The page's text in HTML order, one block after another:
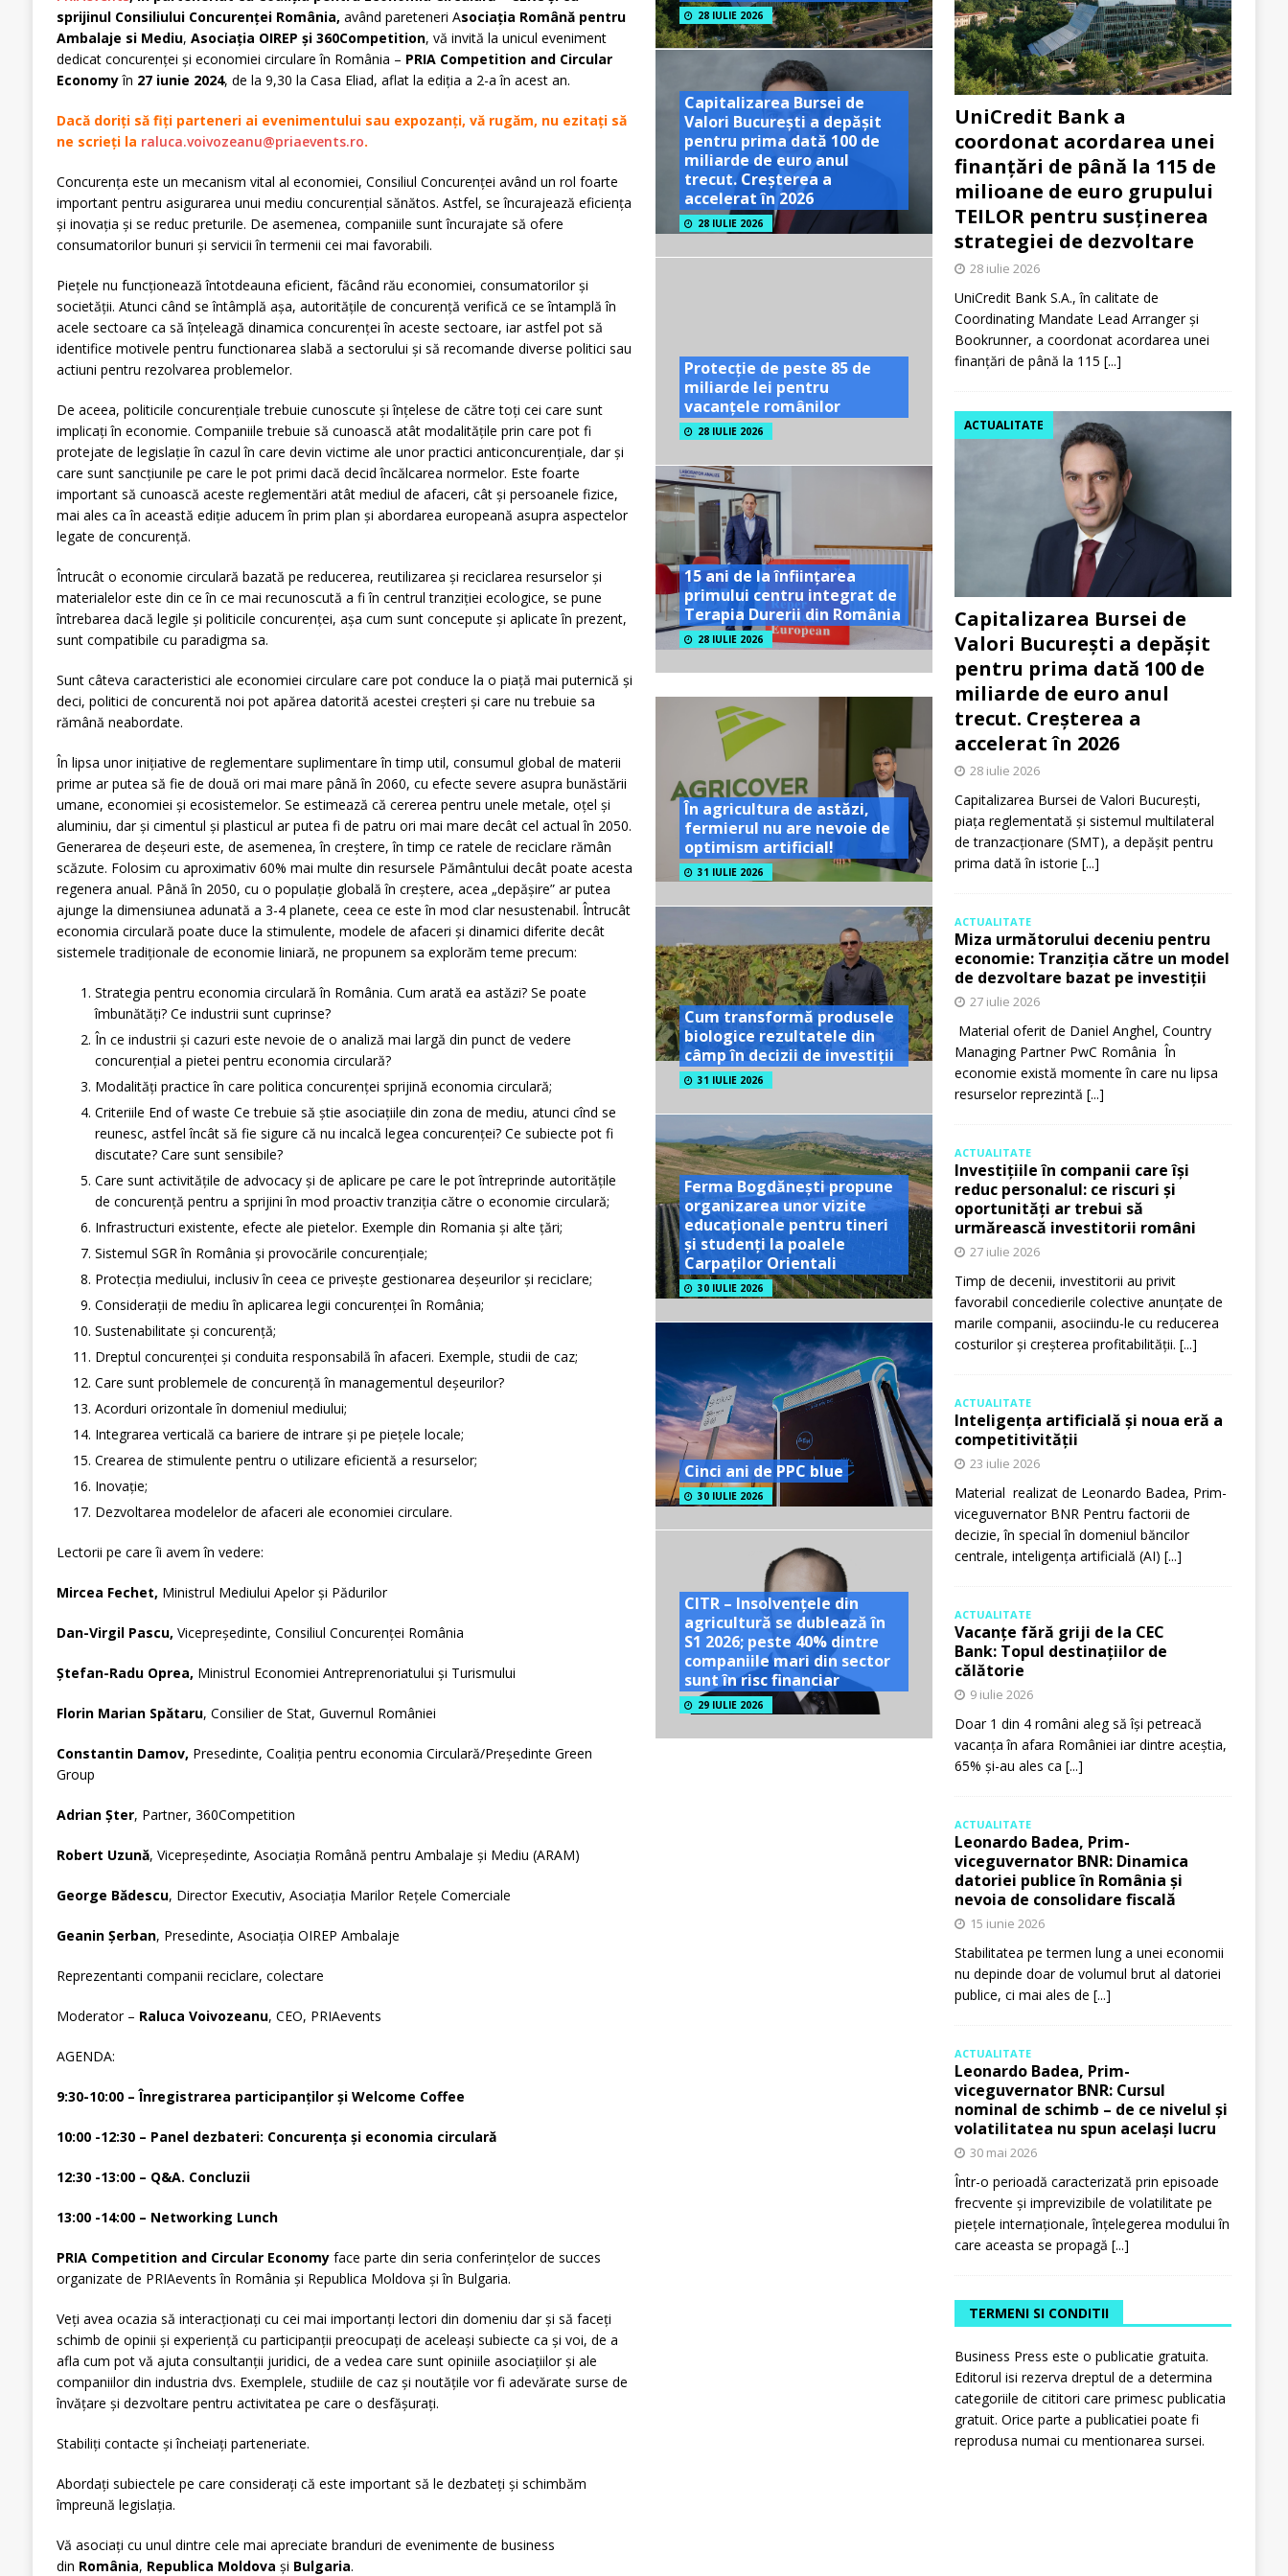
sprijinul Consiliului Concurenței România, având pareteneri Asociația Română pentru
Ambalaje si Mediu, Asociația OIREP și 360Competition, vă invită la unicul eveniment
dedicat concurenței și economiei circulare în România – PRIA Competition and Circular
Economyîn 27 iunie 2024, de la 9,30 la Casa Eliad, aflat la ediția a 2-a în acest an.
Dacă doriți să fiți parteneri ai evenimentului sau expozanți, vă rugăm, nu ezitați să
ne scrieți la raluca.voivozeanu@priaevents.ro.
Concurența este un mecanism vital al economiei, Consiliul Concurenței având un rol foarte
important pentru asigurarea unui mediu concurențial sănătos. Astfel, se încurajează eficiența
şi inovația şi se reduc preturile. De asemenea, companiile sunt încurajate să ofere
consumatorilor bunuri şi servicii în termenii cei mai favorabili.
Piețele nu funcționează întotdeauna eficient, făcând rău economiei, consumatorilor și
societății. Atunci când se întâmplă așa, autoritățile de concurență verifică ce se întamplă în
acele sectoare ca să înțeleagă dinamica concurenței în aceste sectoare, iar astfel pot să
identifice motivele pentru functionarea slabă a sectorului și să recomande diverse politici sau
actiuni pentru rezolvarea problemelor.
De aceea, politicile concurențiale trebuie cunoscute și înțelese de către toți cei care sunt
implicați în economie. Companiile trebuie să cunoască atât modalitățile prin care pot fi
protejate de legislație în cazul în care devin victime ale unor practici anticoncurențiale, dar și
care sunt sancțiunile pe care le pot primi dacă decid încălcarea normelor. Este foarte
important să cunoască aceste reglementări atât mediul de afaceri, cât și persoanele fizice,
mai ales ca în această ediție aducem în prim plan și abordarea europeană asupra aspectelor
legate de concurență.
Întrucât o economie circulară bazată pe reducerea, reutilizarea și reciclarea resurselor și
materialelor este din ce în ce mai recunoscută a fi în centrul tranziției ecologice, se pune
întrebarea dacă legile și politicile concurenței, așa cum sunt concepute și aplicate în prezent,
sunt compatibile cu paradigma sa.
Sunt câteva caracteristici ale economiei circulare care pot conduce la o piață mai puternică și
deci, politici de concurentă noi pot apărea datorită acestei creșteri și care nu trebuie sa
rămână neabordate.
În lipsa unor inițiative de reglementare suplimentare în timp util, consumul global de materii
prime ar putea să fie de două ori mai mare până în 2060, cu efecte severe asupra bunăstării
umane, economiei și ecosistemelor. Se estimează că cererea pentru unele metale, oțel și
aluminiu, dar și cimentul și plasticul ar putea fi de patru ori mai mare decât cel actual în 2050.
Generarea de deșeuri este, de asemenea, în creștere, în timp ce ratele de reciclare rămân
scăzute. Folosim cu aproximativ 60% mai multe din resursele Pământului decât poate acesta
regenera anual. Până în 2050, cu o populație globală în creștere, acea „depășire” ar putea
ajunge la dimensiunea adunată a 3-4 planete, ceea ce este în mod clar nesustenabil. Întrucât
economia circulară poate duce la stimulente, modele de afaceri și dinamici diferite decât
sistemele tradiționale de economie liniară, ne propunem sa explorăm teme precum:
Strategia pentru economia circulară în România. Cum arată ea astăzi? Se poate
îmbunătăți? Ce industrii sunt cuprinse?
În ce industrii și cazuri este nevoie de o analiză mai largă din punct de vedere
concurențial a pietei pentru economia circulară?
Modalități practice în care politica concurenței sprijină economia circulară;
Criteriile End of waste Ce trebuie să știe asociațiile din zona de mediu, atunci cînd se
reunesc, astfel încât să fie sigure că nu incalcă legea concurenței? Ce subiecte pot fi
discutate? Care sunt sensibile?
Care sunt activitățile de advocacy și de aplicare pe care le pot întreprinde autoritățile
de concurență pentru a sprijini în mod proactiv tranziția către o economie circulară;
Infrastructuri existente, efecte ale pietelor. Exemple din Romania și alte țări;
Sistemul SGR în România și provocările concurențiale;
Protecția mediului, inclusiv în ceea ce privește gestionarea deșeurilor și reciclare;
Considerații de mediu în aplicarea legii concurenței în România;
Sustenabilitate și concurență;
Dreptul concurenței și conduita responsabilă în afaceri. Exemple, studii de caz;
Care sunt problemele de concurență în managementul deșeurilor?
Acorduri orizontale în domeniul mediului;
Integrarea verticală ca bariere de intrare și pe piețele locale;
Crearea de stimulente pentru o utilizare eficientă a resurselor;
Inovaţie;
Dezvoltarea modelelor de afaceri ale economiei circulare.
Lectorii pe care îi avem în vedere:
Mircea Fechet, Ministrul Mediului Apelor și Pădurilor
Dan-Virgil Pascu, Vicepreședinte, Consiliul Concurenței România
Ștefan-Radu Oprea, Ministrul Economiei Antreprenoriatului și Turismului
Florin Marian Spătaru, Consilier de Stat, Guvernul României
Constantin Damov, Presedinte, Coaliția pentru economia Circulară/Președinte Green
Group
Adrian Șter, Partner, 360Competition
Robert Uzună, Vicepreședinte, Asociația Română pentru Ambalaje și Mediu (ARAM)
George Bădescu, Director Executiv, Asociația Marilor Rețele Comerciale
Geanin Șerban, Presedinte, Asociația OIREP Ambalaje
Reprezentanti companii reciclare, colectare
Moderator – Raluca Voivozeanu, CEO, PRIAevents
AGENDA:
9:30-10:00 – Înregistrarea participanților și Welcome Coffee
10:00 -12:30 – Panel dezbateri: Concurența și economia circulară
12:30 -13:00 – Q&A. Concluzii
13:00 -14:00 – Networking Lunch
PRIA Competition and Circular Economyface parte din seria conferințelor de succes
organizate de PRIAevents în România și Republica Moldova și în Bulgaria.
Veți avea ocazia să interacționați cu cei mai importanți lectori din domeniu dar și să faceți
schimb de opinii și experiență cu participanții preocupați de aceleași subiecte ca și voi, de a
afla cum pot vă ajuta consultanții juridici, de a vedea care sunt opiniile asociațiilor și ale
companiilor din industria dvs. Exemplele, studiile de caz și noutățile vor fi adevărate surse de
învățare și dezvoltare pentru activitatea pe care o desfășurați.
Stabiliți contacte și încheiați parteneriate.
Abordați subiectele pe care considerați că este important să le dezbateți și schimbăm
împreună legislația.
Vă asociați cu unul dintre cele mai apreciate branduri de evenimente de business
din România, Republica Moldova și Bulgaria.
28 IULIE 2026
Capitalizarea Bursei de
Valori București a depășit
pentru prima dată 100 de
miliarde de euro anul
trecut. Creșterea a
accelerat în 2026
28 IULIE 2026
Protecție de peste 85 de
miliarde lei pentru
vacanțele românilor
28 IULIE 2026
15 ani de la înființarea
primului centru integrat de
Terapia Durerii din România
28 IULIE 2026
În agricultura de astăzi,
fermierul nu are nevoie de
optimism artificial!
31 IULIE 2026
Cum transformă produsele
biologice rezultatele din
câmp în decizii de investiții
31 IULIE 2026
Ferma Bogdănești propune
organizarea unor vizite
educaționale pentru tineri
și studenți la poalele
Carpaților Orientali
30 IULIE 2026
Cinci ani de PPC blue
30 IULIE 2026
CITR – Insolvențele din
agricultură se dublează în
S1 2026; peste 40% dintre
companiile mari din sector
sunt în risc financiar
29 IULIE 2026
UniCredit Bank a
coordonat acordarea unei
finanțări de până la 115 de
milioane de euro grupului
TEILOR pentru susținerea
strategiei de dezvoltare
28 iulie 2026
UniCredit Bank S.A., în calitate de
Coordinating Mandate Lead Arranger și
Bookrunner, a coordonat acordarea unei
finanțări de până la 115 [...]
Capitalizarea Bursei de
Valori București a depășit
pentru prima dată 100 de
miliarde de euro anul
trecut. Creșterea a
accelerat în 2026
ACTUALITATE
28 iulie 2026
Capitalizarea Bursei de Valori București,
piața reglementată și sistemul multilateral
de tranzacționare (SMT), a depășit pentru
prima dată în istorie [...]
ACTUALITATE
Miza următorului deceniu pentru
economie: Tranziția către un model
de dezvoltare bazat pe investiții
27 iulie 2026
Material oferit de Daniel Anghel, Country
Managing Partner PwC România În
economie există momente în care nu lipsa
resurselor reprezintă [...]
ACTUALITATE
Investițiile în companii care își
reduc personalul: ce riscuri și
oportunități ar trebui să
urmărească investitorii români
27 iulie 2026
Timp de decenii, investitorii au privit
favorabil concedierile colective anunțate de
marile companii, asociindu-le cu reducerea
costurilor și creșterea profitabilității. [...]
ACTUALITATE
Inteligența artificială și noua eră a
competitivității
23 iulie 2026
Material realizat de Leonardo Badea, Prim-
viceguvernator BNR Pentru factorii de
decizie, în special în domeniul băncilor
centrale, inteligența artificială (AI) [...]
ACTUALITATE
Vacanțe fără griji de la CEC
Bank: Topul destinațiilor de
călătorie
9 iulie 2026
Doar 1 din 4 români aleg să își petreacă
vacanța în afara României iar dintre aceștia,
65% și-au ales ca [...]
ACTUALITATE
Leonardo Badea, Prim-
viceguvernator BNR: Dinamica
datoriei publice în România și
nevoia de consolidare fiscală
15 iunie 2026
Stabilitatea pe termen lung a unei economii
nu depinde doar de volumul brut al datoriei
publice, ci mai ales de [...]
ACTUALITATE
Leonardo Badea, Prim-
viceguvernator BNR: Cursul
nominal de schimb – de ce nivelul și
volatilitatea nu spun același lucru
30 mai 2026
Într-o perioadă caracterizată prin episoade
frecvente și imprevizibile de volatilitate pe
piețele internaționale, înțelegerea modului în
care aceasta se propagă [...]
TERMENI SI CONDITII
Business Press este o publicatie gratuita.
Editorul isi rezerva dreptul de a determina
categoriile de cititori care primesc publicatia
gratuit. Orice parte a publicatiei poate fi
reprodusa numai cu mentionarea sursei.